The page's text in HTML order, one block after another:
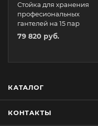
Стойка для хранения
професиональных
гантелей на 15 пар
79 820 руб.
КАТАЛОГ
КОНТАКТЫ